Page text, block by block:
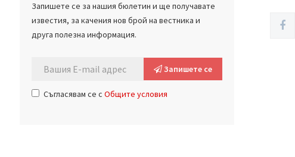
Запишете се за нашия бюлетин и ще получавате
известия, за качения нов брой на вестника и
друга полезна информация.
Запишете се
Съгласявам се с Общите условия